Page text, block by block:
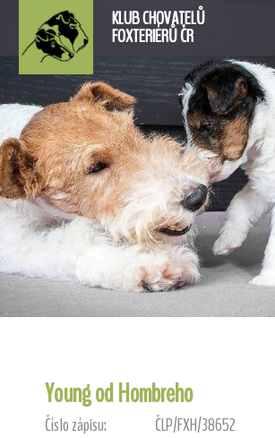
KLUB CHOVATELŮ
FOXTERIÉRŮ ČR
Young od Hombreho
Číslo zápisu: ČLP/FXH/38652